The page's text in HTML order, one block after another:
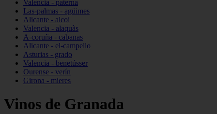
Valencia - paterna
Las-palmas - agüimes
Alicante - alcoi
Valencia - alaquàs
A-coruña - cabanas
Alicante - el-campello
Asturias - grado
Valencia - benetússer
Ourense - verín
Girona - mieres
Vinos de Granada